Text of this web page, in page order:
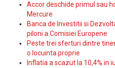
Accor deschide primul sau
Mercure
Banca de Investitii si
piloni a Comisiei Europene
Peste trei sferturi dintre
o locuinta proprie
Inflatia a scazut la 10,4% in